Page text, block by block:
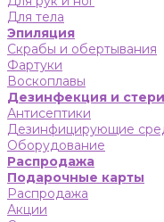
Для тела
Эпиляция
Скрабы и обертывания
Фартуки
Воскоплавы
Дезинфекция и
Антисептики
Дезинфицирующие
Оборудование
Распродажа
Подарочные карты
Распродажа
Акции